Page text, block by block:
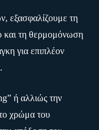
εξασφαλίζουμε τη
και τη θερμομόνωση
για επιπλέον
ή αλλιώς την
χρώμα του